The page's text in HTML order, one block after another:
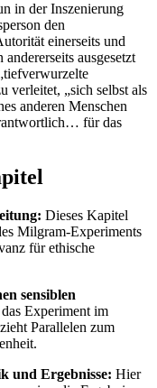
in der Inszenierung
den
einerseits und
ausgesetzt
verleitet, „sich selbst als
anderen Menschen
für das
Dieses Kapitel
Milgram-Experiments
für ethische
sensiblen
Experiment im
Parallelen zum
und Ergebnisse: Hier